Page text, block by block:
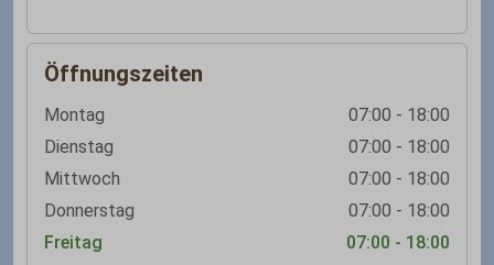
Öffnungszeiten
Montag
07:00 - 18:00
Dienstag
07:00 - 18:00
Mittwoch
07:00 - 18:00
Donnerstag
07:00 - 18:00
Freitag
07:00 - 18:00